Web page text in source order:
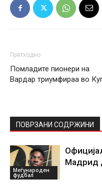
Претходно
Помладите пионери на
Вардар триумфираа во
ПОВРЗАНИ СОДРЖИНИ
Меѓународен
фудбал
Мадрид